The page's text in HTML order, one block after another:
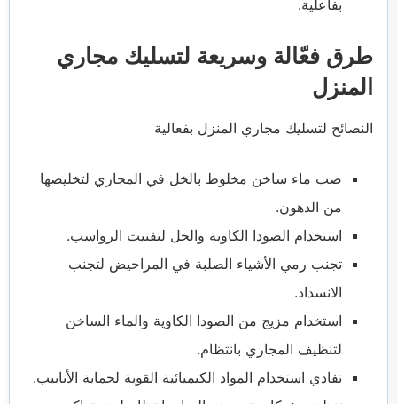
بفاعلية.
طرق فعّالة وسريعة لتسليك مجاري
المنزل
النصائح لتسليك مجاري المنزل بفعالية
صب ماء ساخن مخلوط بالخل في المجاري لتخليصها
من الدهون.
استخدام الصودا الكاوية والخل لتفتيت الرواسب.
تجنب رمي الأشياء الصلبة في المراحيض لتجنب
الانسداد.
استخدام مزيج من الصودا الكاوية والماء الساخن
لتنظيف المجاري بانتظام.
تفادي استخدام المواد الكيميائية القوية لحماية الأنابيب.